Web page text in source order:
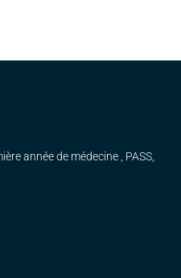
année de médecine , PASS,